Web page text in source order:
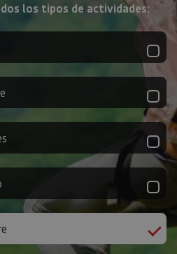
los tipos de actividades: